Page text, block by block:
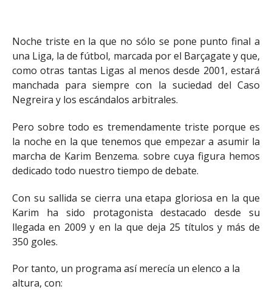
Noche triste en la que no sólo se pone punto final a
una Liga, la de fútbol, marcada por el Barçagate y que,
como otras tantas Ligas al menos desde 2001, estará
manchada para siempre con la suciedad del Caso
Negreira y los escándalos arbitrales.
Pero sobre todo es tremendamente triste porque es
la noche en la que tenemos que empezar a asumir la
marcha de Karim Benzema. sobre cuya figura hemos
dedicado todo nuestro tiempo de debate.
Con su sallida se cierra una etapa gloriosa en la que
Karim ha sido protagonista destacado desde su
llegada en 2009 y en la que deja 25 títulos y más de
350 goles.
Por tanto, un programa así merecía un elenco a la
altura, con: